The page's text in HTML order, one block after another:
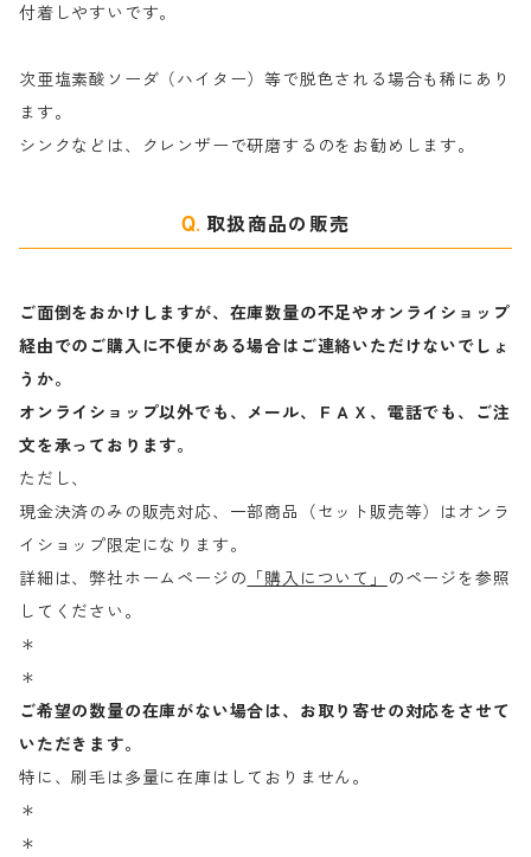
付着しやすいです。
次亜塩素酸ソーダ（ハイター）等で脱色される場合も稀にあり
ます。
シンクなどは、クレンザーで研磨するのをお勧めします。
取扱商品の販売
ご面倒をおかけしますが、在庫数量の不足やオンライショップ
経由でのご購入に不便がある場合はご連絡いただけないでしょ
うか。
オンライショップ以外でも、メール、ＦＡＸ、電話でも、ご注
文を承っております。
ただし、
現金決済のみの販売対応、一部商品（セット販売等）はオンラ
イショップ限定になります。
詳細は、弊社ホームページの 「購入について」
のページを参照
してください。
＊
＊
ご希望の数量の在庫がない場合は、お取り寄せの対応をさせて
いただきます。
特に、刷毛は多量に在庫はしておりません。
＊
＊